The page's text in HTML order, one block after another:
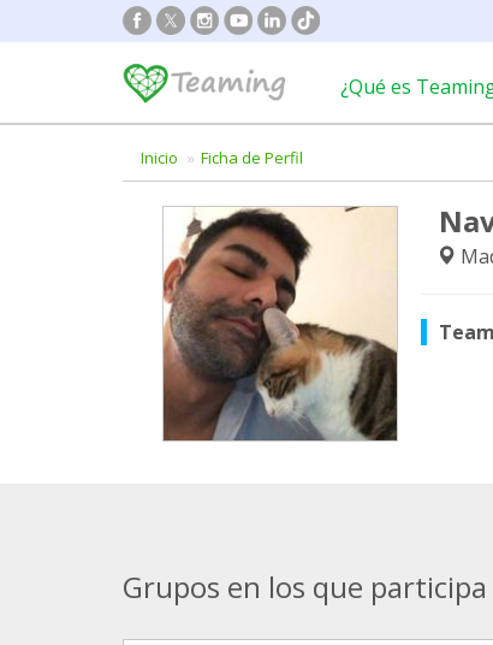
¿Qué es
Inicio Ficha de Perfil
Grupos en los que participa